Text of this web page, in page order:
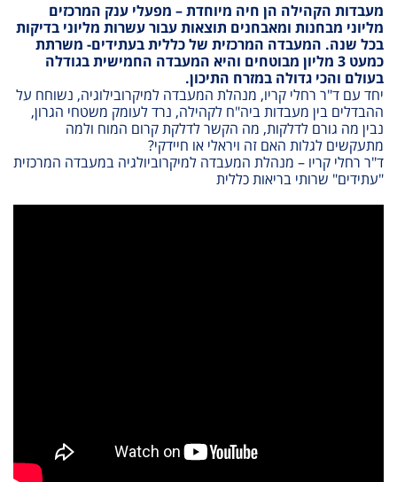
מעבדות הקהילה הן חיה מיוחדת – מפעלי ענק המרכזים
מליוני מבחנות ומאבחנים תוצאות עבור עשרות מליוני בדיקות
בכל שנה. המעבדה המרכזית של כללית בעתידים- משרתת
כמעט 3 מליון מבוטחים והיא המעבדה החמישית בגודלה
בעולם והכי גדולה במזרח התיכון.
יחד עם ד"ר רחלי קריו, מנהלת המעבדה למיקרובילוגיה, נשוחח על
ההבדלים בין מעבדות ביה"ח לקהילה, נרד לעומק משטחי הגרון,
נבין מה גורם לדלקות, מה הקשר לדלקת קרום המוח ולמה
מתעקשים לגלות האם זה ויראלי או חיידקי?
ד"ר רחלי קריו – מנהלת המעבדה למיקרוביולגיה במעבדה המרכזית
"עתידים" שרותי בריאות כללית